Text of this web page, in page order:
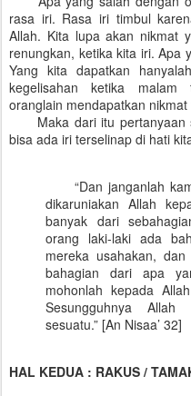
rasa iri. Rasa iri timbul
Allah. Kita lupa akan nikmat
renungkan, ketika kita iri. Apa
Yang kita dapatkan
kegelisahan ketika malam
oranglain mendapatkan
Maka dari itu pertanyaan
bisa ada iri terselinap di hati
“Dan janganlah
dikaruniakan Allah
banyak dari
orang laki-laki ada
mereka usahakan,
bahagian dari apa
mohonlah kepada
Sesungguhnya
sesuatu.” [An Nisaa’ 32]
HAL KEDUA : RAKUS /